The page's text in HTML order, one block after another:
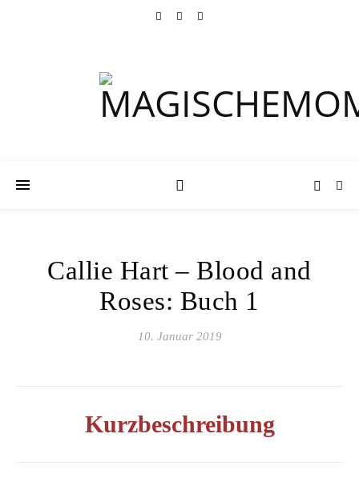
Callie Hart – Blood and
Roses: Buch 1
10. Januar 2019
Kurzbeschreibung